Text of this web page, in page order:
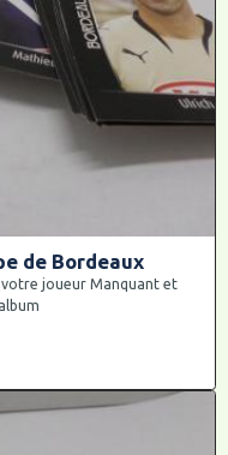
de Bordeaux
votre joueur Manquant et